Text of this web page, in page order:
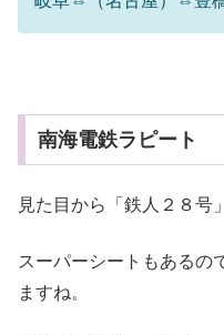
南海電鉄ラピート
見た目から「鉄人２８号
スーパーシートもあるの
ますね。